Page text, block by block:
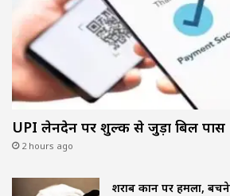
UPI लेनदेन पर शुल्क से जुड़ा बिल पास
2 hours ago
शराब दुकान पर हमला,